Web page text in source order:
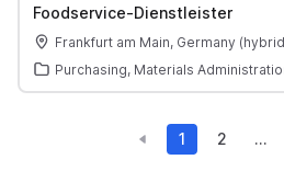
Foodservice-Dienstleister
Frankfurt am Main, Germany
Purchasing, Materials
1 2 ...